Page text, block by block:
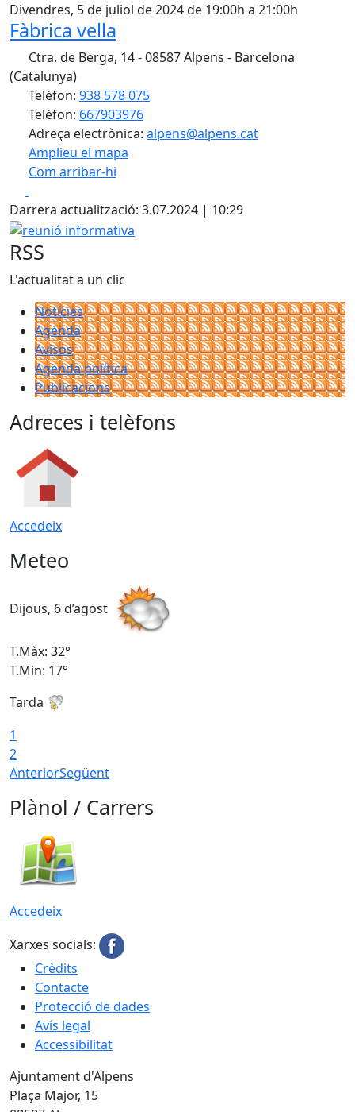
Divendres, 5 de juliol de 2024 de 19:00h a 21:00h
Fàbrica vella
Ctra. de Berga, 14 - 08587 Alpens - Barcelona
(Catalunya)
Telèfon: 938 578 075
Telèfon: 667903976
Adreça electrònica: alpens@alpens.cat
Amplieu el mapa
Com arribar-hi
+
−
Darrera actualització: 3.07.2024 | 10:29
reunió informativa
RSS
L'actualitat a un clic
Notícies
Agenda
Avisos
Agenda política
Publicacions
Adreces i telèfons
Accedeix
Meteo
Dijous, 6 d’agost
T.Màx: 32°
T.Min: 17°
Tarda
1
2
AnteriorSegüent
Plànol / Carrers
Accedeix
Xarxes socials:
Crèdits
Contacte
Protecció de dades
Avís legal
Accessibilitat
Ajuntament d'Alpens
Plaça Major, 15